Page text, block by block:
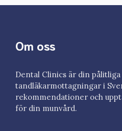
Om oss
Dental Clinics är din
tandläkarmottagningar i
rekommendationer och
för din munvård.